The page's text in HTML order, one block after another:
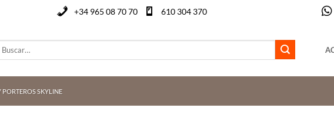
+34 965 08 70 70 610 304 370
SKYLINE